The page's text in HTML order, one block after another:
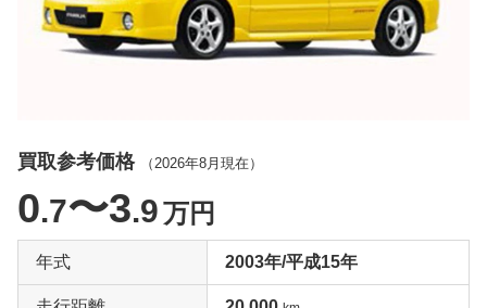
買取参考価格 （ 2026年8月 現在）
0.7〜3.9万円
年式 2003年/平成15年